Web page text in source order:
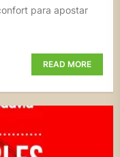
para apostar
READ MORE